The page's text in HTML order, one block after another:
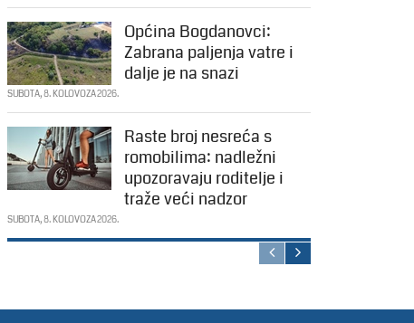
Općina Bogdanovci:
Zabrana paljenja vatre i
dalje je na snazi
SUBOTA, 8. KOLOVOZA 2026.
Raste broj nesreća s
romobilima: nadležni
upozoravaju roditelje i
traže veći nadzor
SUBOTA, 8. KOLOVOZA 2026.